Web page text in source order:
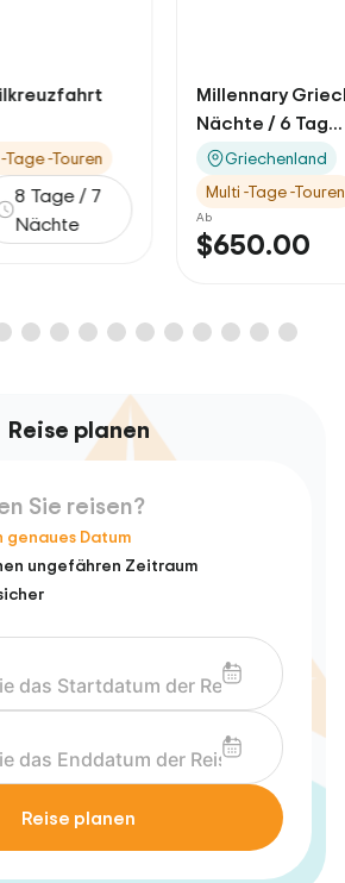
5
6 Tage
7 Tage / 6
ikonische
Multi -Tage -
$0.00
Reise planen
Sie reisen?
genaues Datum
ungefähren Zeitraum
Reise planen